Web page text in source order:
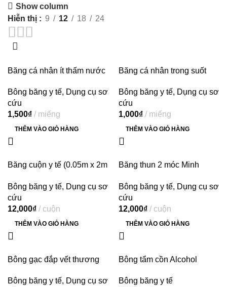
Show column
Hiễn thị
9 12 18 24
Băng cá nhân ít thấm nước
miếng)
Bông băng y tế, Dụng cụ sơ
cứu
1,500₫ miếng
THÊM VÀO GIỎ HÀNG
Băng cá nhân trong suốt
(20 miếng)
Bông băng y tế, Dụng cụ sơ
cứu
1,000₫ miếng
THÊM VÀO GIỎ HÀNG
Băng cuộn y tế (0.05m x 2m
Bông băng y tế, Dụng cụ sơ
cứu
12,000₫ cuộn
THÊM VÀO GIỎ HÀNG
Băng thun 2 móc Minh
cầm máu, cố định khớp (12
cuộn)
Bông băng y tế, Dụng cụ sơ
cứu
12,000₫ cuộn
THÊM VÀO GIỎ HÀNG
Bông gạc đắp vết thương
Bông băng y tế, Dụng cụ sơ
Bông tẩm cồn Alcohol
trùng(100 miếng)
Bông băng y tế